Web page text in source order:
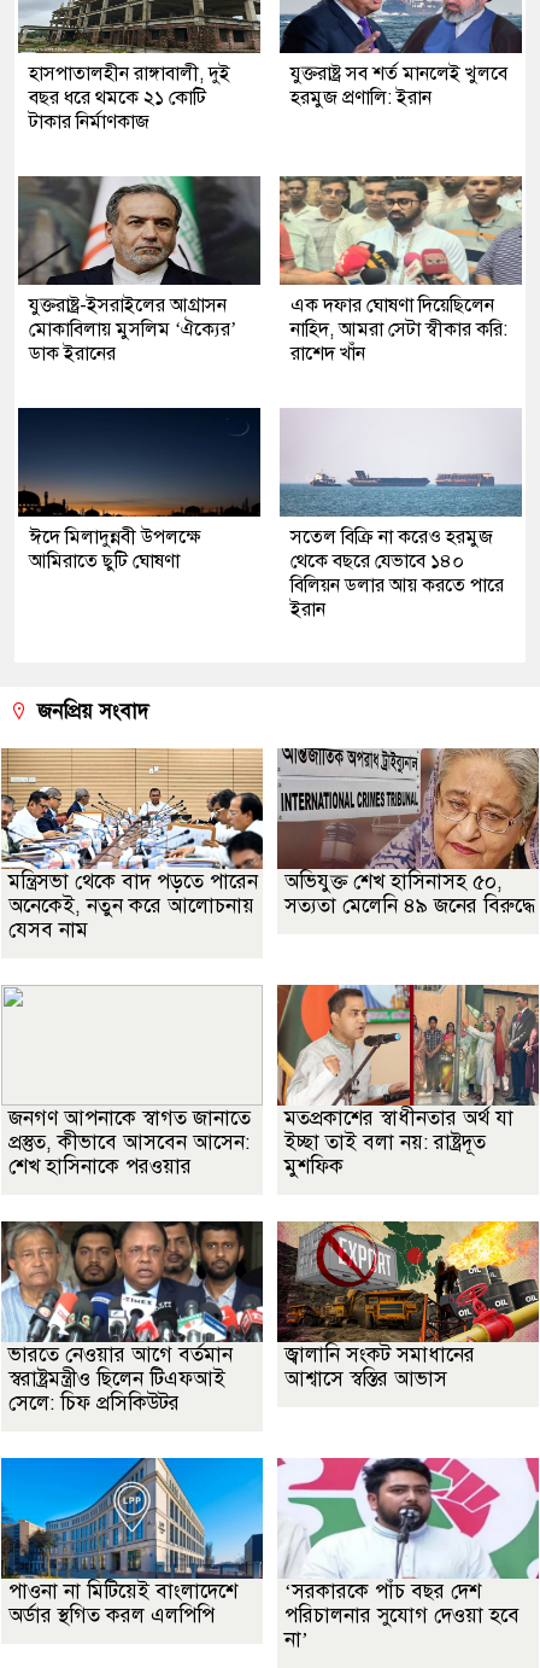
হাসপাতালহীন রাঙ্গাবালী, দুই
বছর ধরে থমকে ২১ কোটি
টাকার নির্মাণকাজ
যুক্তরাষ্ট্র সব শর্ত মানলেই খুলবে
হরমুজ প্রণালি: ইরান
যুক্তরাষ্ট্র-ইসরাইলের আগ্রাসন
মোকাবিলায় মুসলিম ‘ঐক্যের’
ডাক ইরানের
এক দফার ঘোষণা দিয়েছিলেন
নাহিদ, আমরা সেটা স্বীকার করি:
রাশেদ খাঁন
ঈদে মিলাদুন্নবী উপলক্ষে
আমিরাতে ছুটি ঘোষণা
সতেল বিক্রি না করেও হরমুজ
থেকে বছরে যেভাবে ১৪০
বিলিয়ন ডলার আয় করতে পারে
ইরান
জনপ্রিয় সংবাদ
মন্ত্রিসভা থেকে বাদ পড়তে পারেন
অনেকেই, নতুন করে আলোচনায়
যেসব নাম
অভিযুক্ত শেখ হাসিনাসহ ৫০,
সত্যতা মেলেনি ৪৯ জনের বিরুদ্ধে
জনগণ আপনাকে স্বাগত জানাতে
প্রস্তুত, কীভাবে আসবেন আসেন:
শেখ হাসিনাকে পরওয়ার
মতপ্রকাশের স্বাধীনতার অর্থ যা
ইচ্ছা তাই বলা নয়: রাষ্ট্রদূত
মুশফিক
ভারতে নেওয়ার আগে বর্তমান
স্বরাষ্ট্রমন্ত্রীও ছিলেন টিএফআই
সেলে: চিফ প্রসিকিউটর
জ্বালানি সংকট সমাধানের
আশ্বাসে স্বস্তির আভাস
পাওনা না মিটিয়েই বাংলাদেশে
অর্ডার স্থগিত করল এলপিপি
‘সরকারকে পাঁচ বছর দেশ
পরিচালনার সুযোগ দেওয়া হবে
না’